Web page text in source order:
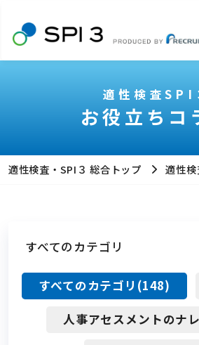
総合トップ
大卒採用で使う
中途採用で使う
特長
料金
お役立ちコラム
採用・人事お役立ち資
適性検査SPI
お役立ちコ
適性検査・SPI３ 総合トップ 適性
すべてのカテゴリ
すべてのカテゴリ(148)
人事アセスメントのナ